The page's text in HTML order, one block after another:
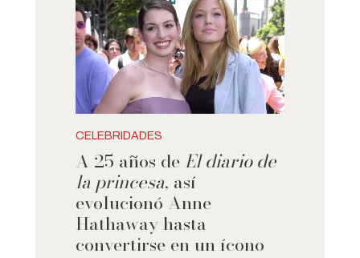
CELEBRIDADES
A 25 años de El diario de
la princesa, así
evolucionó Anne
Hathaway hasta
convertirse en un ícono